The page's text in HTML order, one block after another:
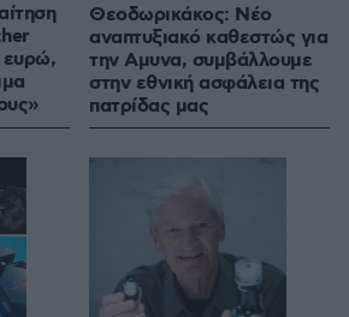
Θεοδωρικάκος: Νέο
αναπτυξιακό καθεστώς για
την Αμυνα, συμβάλλουμε
στην εθνική ασφάλεια της
πατρίδας μας